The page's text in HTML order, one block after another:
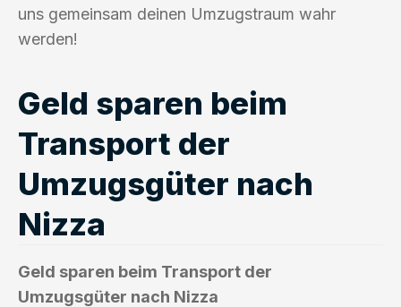
uns gemeinsam deinen Umzugstraum wahr
werden!
Geld sparen beim
Transport der
Umzugsgüter nach
Nizza
Geld sparen beim Transport der
Umzugsgüter nach Nizza